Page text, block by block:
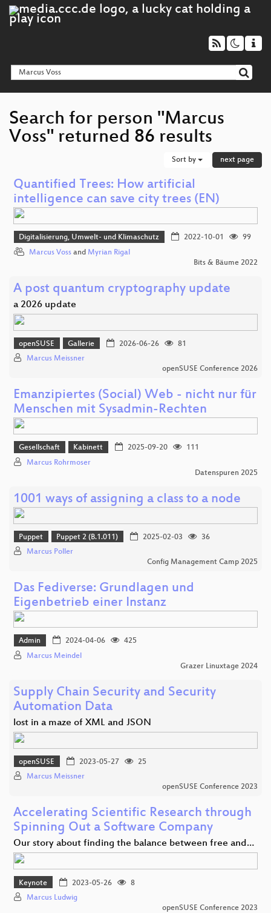
Search for person "Marcus
Voss" returned 86 results
Sort by next page
Quantified Trees: How artificial
intelligence can save city trees (EN)
Digitalisierung, Umwelt- und Klimaschutz 2022-10-01
99
Marcus Voss and Myrian Rigal
Bits & Bäume 2022
A post quantum cryptography update
a 2026 update
openSUSE Gallerie 2026-06-26
81
Marcus Meissner
openSUSE Conference 2026
Emanzipiertes (Social) Web - nicht nur für
Menschen mit Sysadmin-Rechten
Gesellschaft Kabinett 2025-09-20
111
Marcus Rohrmoser
Datenspuren 2025
1001 ways of assigning a class to a node
Puppet Puppet 2 (B.1.011) 2025-02-03
36
Marcus Poller
Config Management Camp 2025
Das Fediverse: Grundlagen und
Eigenbetrieb einer Instanz
Admin 2024-04-06
425
Marcus Meindel
Grazer Linuxtage 2024
Supply Chain Security and Security
Automation Data
lost in a maze of XML and JSON
openSUSE 2023-05-27
25
Marcus Meissner
openSUSE Conference 2023
Accelerating Scientific Research through
Spinning Out a Software Company
Our story about finding the balance between free and…
Keynote 2023-05-26
8
Marcus Ludwig
openSUSE Conference 2023